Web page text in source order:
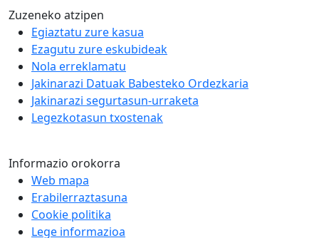
Zuzeneko atzipen
Egiaztatu zure kasua
Ezagutu zure eskubideak
Nola erreklamatu
Jakinarazi Datuak Babesteko Ordezkaria
Jakinarazi segurtasun-urraketa
Legezkotasun txostenak
Informazio orokorra
Web mapa
Erabilerraztasuna
Cookie politika
Lege informazioa